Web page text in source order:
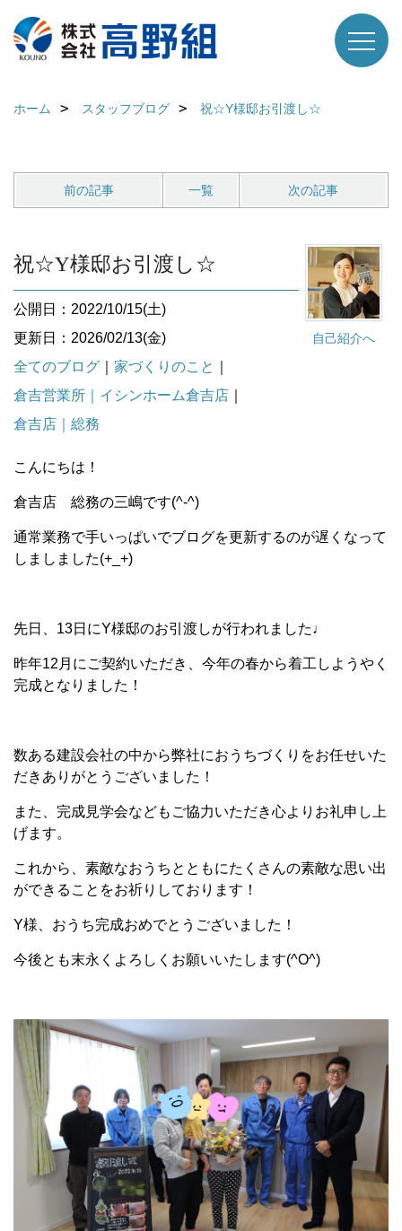
ホーム スタッフブログ 祝☆Y様邸お引渡し☆
前の記事 一覧 次の記事
自己紹介へ
祝☆Y様邸お引渡し☆
公開日：2022/10/15(土)
更新日：2026/02/13(金)
全てのブログ
家づくりのこと
倉吉営業所｜イシンホーム倉吉店
倉吉店｜総務
こんにちは！
倉吉店 総務の三嶋です(^-^)
通常業務で手いっぱいでブログを更新するのが遅くなって
しましました(+_+)
先日、13日にY様邸のお引渡しが行われました♩
昨年12月にご契約いただき、今年の春から着工しようやく
完成となりました！
数ある建設会社の中から弊社におうちづくりをお任せいた
だきありがとうございました！
また、完成見学会などもご協力いただき心よりお礼申し上
げます。
これから、素敵なおうちとともにたくさんの素敵な思い出
ができることをお祈りしております！
Y様、おうち完成おめでとうございました！
今後とも末永くよろしくお願いいたします(^O^)